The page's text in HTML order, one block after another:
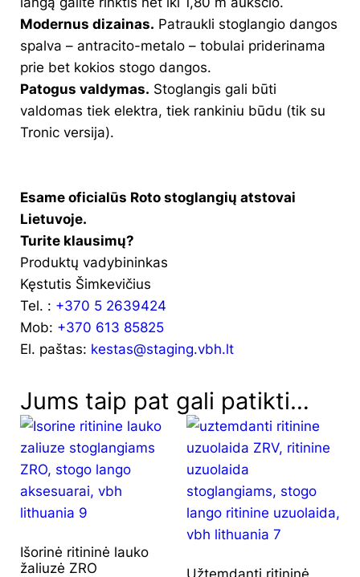
Modernus dizainas. Patraukli stoglangio dangos
spalva – antracito-metalo – tobulai priderinama
prie bet kokios stogo dangos.
Patogus valdymas. Stoglangis gali būti
valdomas tiek elektra, tiek rankiniu būdu (tik su
Tronic versija).
Esame oficialūs Roto stoglangių atstovai
Lietuvoje.
Turite klausimų?
Produktų vadybininkas
Kęstutis Šimkevičius
Tel. : +370 5 2639424
Mob: +370 613 85825
El. paštas: kestas@staging.vbh.lt
Jums taip pat gali patikti…
Išorinė ritininė lauko
žaliuzė ZRO
Užtemdanti ritininė